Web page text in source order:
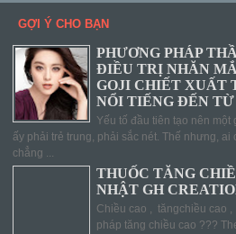
GỢI Ý CHO BẠN
PHƯƠNG PHÁP
ĐIỀU TRỊ NHĂN
GOJI CHIẾT XUẤT
NỔI TIẾNG ĐẾN TỪ
Yếu tố đầu tiên tạo nên
ấy phải trẻ trung, phải sắc nét. Thế nhưng, ai
chẳng ...
THUỐC TĂNG
NHẬT GH
Chiều cao , tăngchiều cao
pháp tăng chiều cao ???